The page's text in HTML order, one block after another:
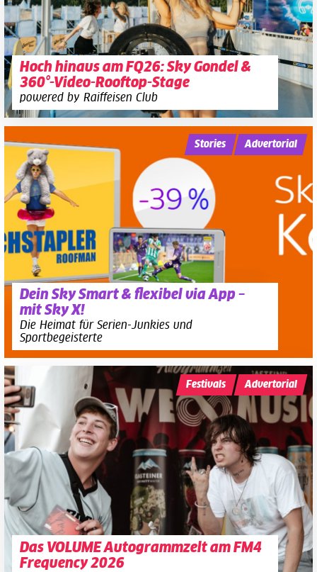
Hoch hinaus am FQ26: Sky Gondel &
360°-Video-Rooftop-Stage
powered by Raiffeisen Club
Dein Sky Smart & flexibel via App –
mit Sky X!
Die Heimat für Serien-Junkies und
Sportbegeisterte
Stories Advertorial
Das VOLUME Autogrammzelt am FM4
Frequency 2026
Festivals Advertorial